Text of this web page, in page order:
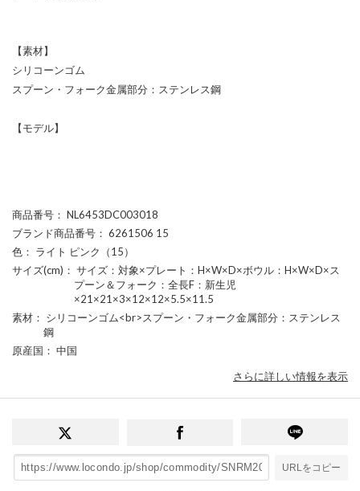
【素材】
シリコーンゴム
スプーン・フォーク金属部分：ステンレス鋼
【モデル】
商品番号 ： NL6453DC003018
ブランド商品番号 ： 6261506 15
色 ： ライト ピンク（15）
サイズ(cm) ： サイズ：対象×プレート：H×W×D×ボウル：H×W×D×ス
プーン＆フォーク：全長F：新生児
×21×21×3×12×12×5.5×11.5
素材 ： シリコーンゴム<br>スプーン・フォーク金属部分：ステンレス
鋼
原産国 ： 中国
さらに詳しい情報を表示
URLをコピー